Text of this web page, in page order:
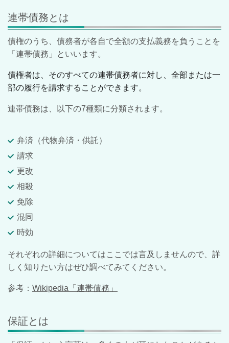
連帯債務とは
債権のうち、債務者が各自で全額の支払義務を負うことを
「連帯債務」といいます。
債権者は、そのすべての連帯債務者に対し、全部または一
部の履行を請求することができます。
連帯債務は、以下の7種類に分類されます。
弁済（代物弁済・供託）
請求
更改
相殺
免除
混同
時効
それぞれの詳細についてはここでは言及しませんので、詳
しく知りたい方はぜひ調べてみてください。
参考： Wikipedia「連帯債務」
保証とは